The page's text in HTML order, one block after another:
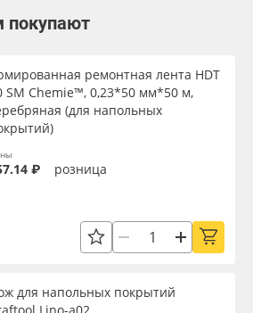
покупают
ремонтная лента HDT
SM Chemie™, 0,23*50 мм*50 м,
(для напольных
₽ розница
для напольных покрытий